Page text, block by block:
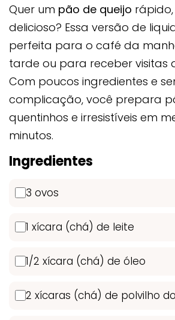
Quer um pão de queijo
delicioso? Essa versão de
perfeita para o café da
tarde ou para receber visitas
Com poucos ingredientes e
complicação, você prepara
quentinhos e irresistíveis em
minutos.
Ingredientes
3 ovos
1 xícara (chá) de leite
1/2 xícara (chá) de óleo
2 xícaras (chá) de polvilho